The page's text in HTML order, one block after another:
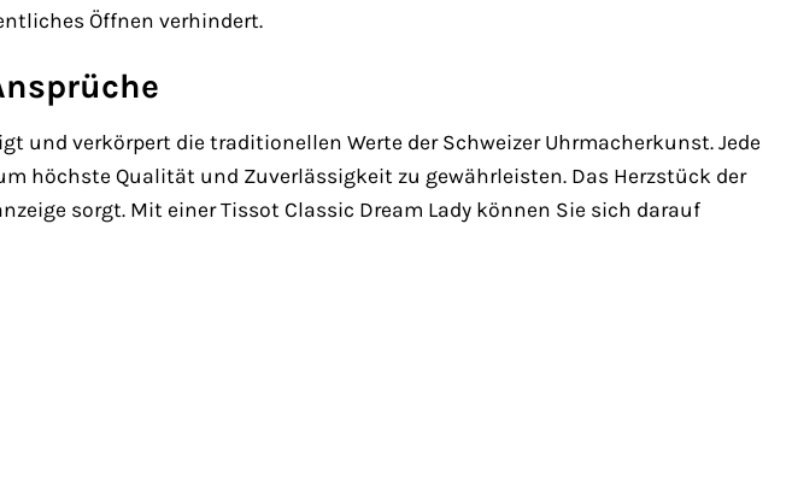
Öffnen verhindert.
und verkörpert die traditionellen Werte der Schweizer Uhrmacherkunst. Jede
höchste Qualität und Zuverlässigkeit zu gewährleisten. Das Herzstück der
sorgt. Mit einer Tissot Classic Dream Lady können Sie sich darauf